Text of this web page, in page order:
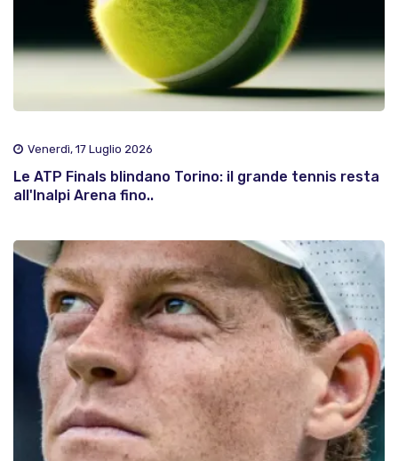
Venerdì, 17 Luglio 2026
Le ATP Finals blindano Torino: il grande tennis resta
all'Inalpi Arena fino..